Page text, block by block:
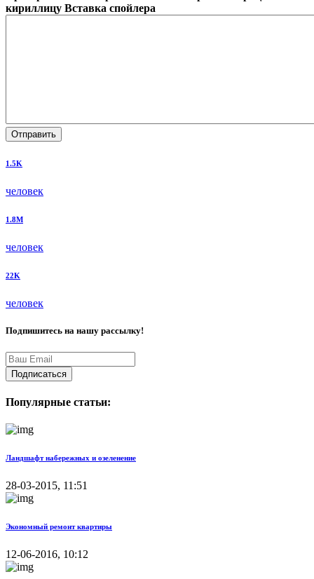
кириллицу Вставка спойлера
Отправить
1.5K
человек
1.8M
человек
22K
человек
Подпишитесь на нашу рассылку!
Подписаться
Популярные статьи:
Ландшафт набережных и озеленение
28-03-2015, 11:51
Экономный ремонт квартиры
12-06-2016, 10:12